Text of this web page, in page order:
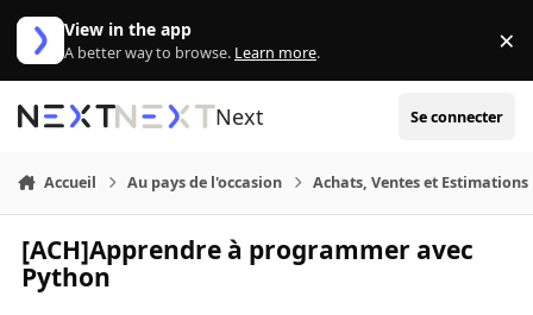
Aller au contenu
View in the app
A better way to browse. Learn more. ×
Next Se connecter
Accueil Au pays de l'occasion Achats, Ventes et Estimations
[ACH]Apprendre à programmer avec
Python